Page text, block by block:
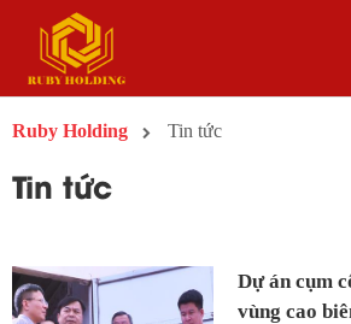
Ruby Holding Tin tức
Tin tức
Dự án cụm
vùng cao